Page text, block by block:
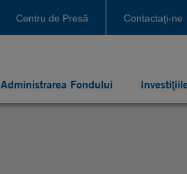
Centru de Presă Contactaţi-ne
Administrarea Fondului